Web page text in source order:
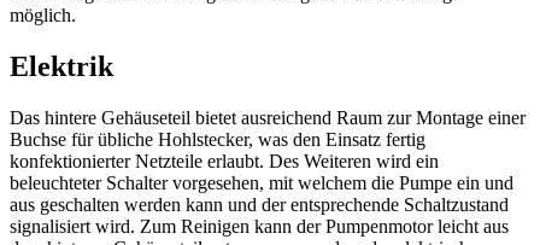
möglich.
Elektrik
Das hintere Gehäuseteil bietet ausreichend Raum zur Montage einer
Buchse für übliche Hohlstecker, was den Einsatz fertig
konfektionierter Netzteile erlaubt. Des Weiteren wird ein
beleuchteter Schalter vorgesehen, mit welchem die Pumpe ein und
aus geschalten werden kann und der entsprechende Schaltzustand
signalisiert wird. Zum Reinigen kann der Pumpenmotor leicht aus